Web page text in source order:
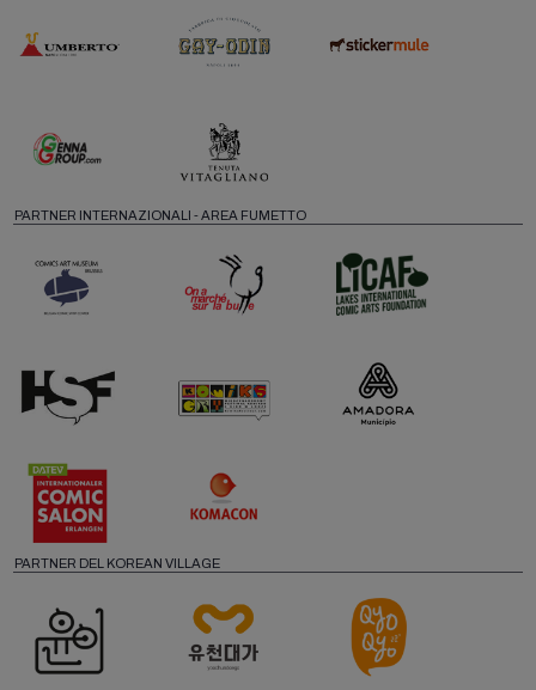
PARTNER INTERNAZIONALI - AREA FUMETTO
PARTNER DEL KOREAN VILLAGE